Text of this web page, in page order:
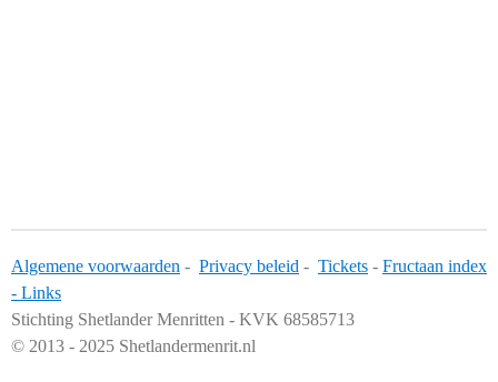
Algemene voorwaarden - Privacy beleid - Tickets - Fructaan index
- Links
Stichting Shetlander Menritten - KVK 68585713
© 2013 - 2025 Shetlandermenrit.nl